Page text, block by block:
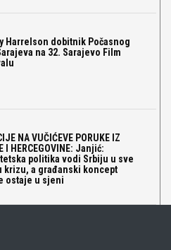
Harrelson dobitnik Počasnog
na 32. Sarajevo Film
NA VUČIĆEVE PORUKE IZ
I HERCEGOVINE: Janjić:
politika vodi Srbiju u sve
krizu, a građanski koncept
ostaje u sjeni